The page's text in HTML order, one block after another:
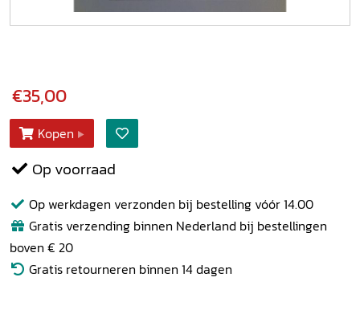
€35,00
Kopen
Op voorraad
Op werkdagen verzonden bij bestelling vóór 14.00
Gratis verzending binnen Nederland bij bestellingen
boven € 20
Gratis retourneren binnen 14 dagen